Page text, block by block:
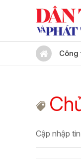
Công
Cập nhập